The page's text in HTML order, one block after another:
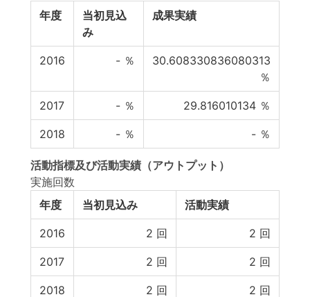
年度
当初見込
み
成果実績
2016 - ％
30.608330836080313
％
2017 - ％ 29.816010134 ％
2018 - ％ - ％
活動指標及び活動実績 （アウトプット）
実施回数
年度
当初見込み 活動実績
2016 2 回 2 回
2017 2 回 2 回
2018 2 回 2 回